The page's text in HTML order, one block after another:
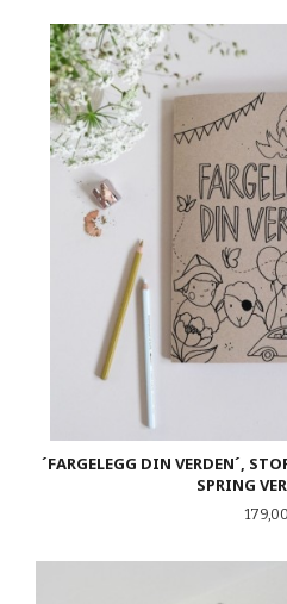
´FARGELEGG DIN VERDEN´,
SPRING
Pris
179,00